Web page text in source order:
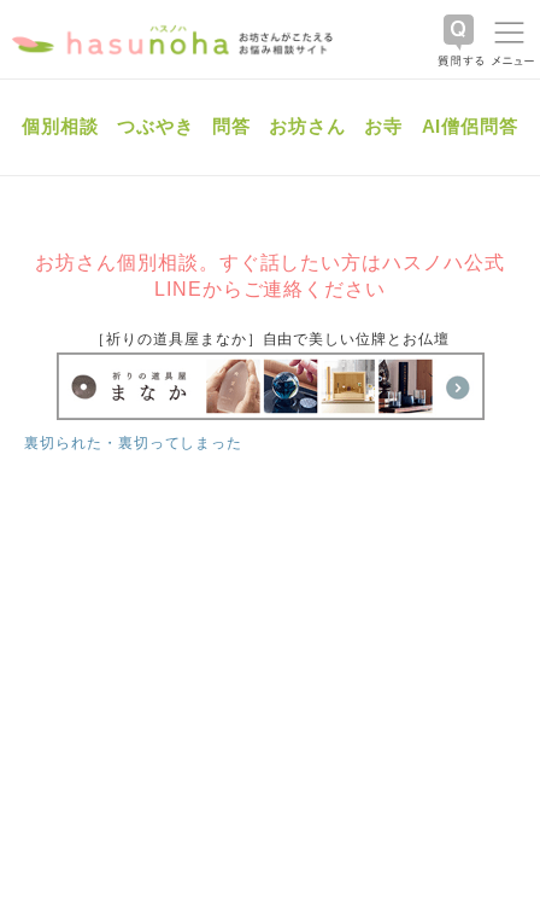
個別相談 つぶやき 問答 お坊さん お寺 AI僧侶問答
お坊さん個別相談。すぐ話したい方はハスノハ公式
LINEからご連絡ください
［祈りの道具屋まなか］自由で美しい位牌とお仏壇
裏切られた・裏切ってしまった